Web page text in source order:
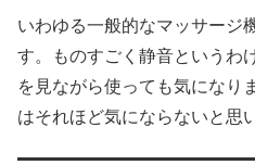
いわゆる一般的なマッサージ
す。ものすごく静音というわ
を見ながら使っても気になり
はそれほど気にならないと思